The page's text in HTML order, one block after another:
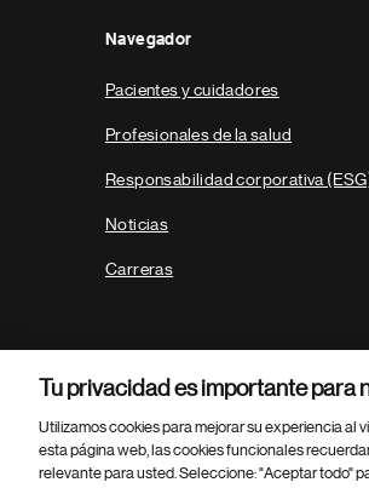
Navegador
Pacientes y cuidadores
Profesionales de la salud
Responsabilidad corporativa
Noticias
Carreras
Parte
© 2026 Novartis AG
Tu privacidad es importante para
Utilizamos cookies para mejorar su experiencia al
esta página web, las cookies funcionales
relevante para usted. Seleccione: "Aceptar todo"